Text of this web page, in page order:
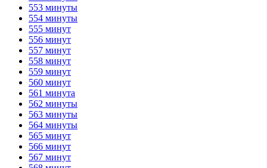
553 минуты
554 минуты
555 минут
556 минут
557 минут
558 минут
559 минут
560 минут
561 минута
562 минуты
563 минуты
564 минуты
565 минут
566 минут
567 минут